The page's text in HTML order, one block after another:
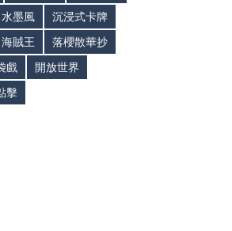
水墨風
沉浸式卡牌
海賊王
落櫻散華抄
戲
開放世界
擊